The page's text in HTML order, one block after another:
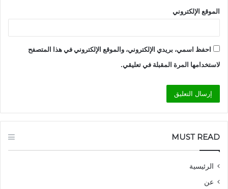
الموقع الإلكتروني
احفظ اسمي، بريدي الإلكتروني، والموقع الإلكتروني في هذا المتصفح
لاستخدامها المرة المقبلة في تعليقي.
MUST READ
الرئيسية
عن